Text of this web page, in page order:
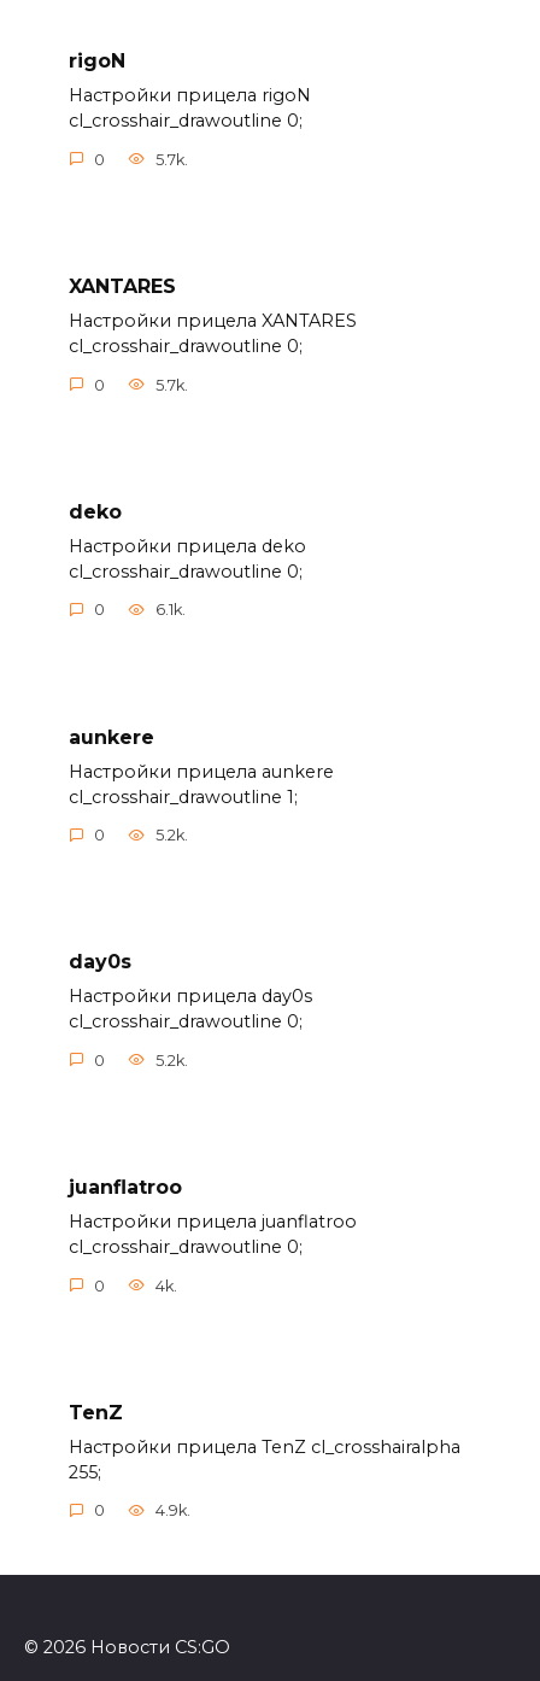
rigoN
Настройки прицела rigoN
cl_crosshair_drawoutline 0;
0 5.7k.
XANTARES
Настройки прицела XANTARES
cl_crosshair_drawoutline 0;
0 5.7k.
deko
Настройки прицела deko
cl_crosshair_drawoutline 0;
0 6.1k.
aunkere
Настройки прицела aunkere
cl_crosshair_drawoutline 1;
0 5.2k.
day0s
Настройки прицела day0s
cl_crosshair_drawoutline 0;
0 5.2k.
juanflatroo
Настройки прицела juanflatroo
cl_crosshair_drawoutline 0;
0 4k.
TenZ
Настройки прицела TenZ cl_crosshairalpha
255;
0 4.9k.
© 2026 Новости CS:GO